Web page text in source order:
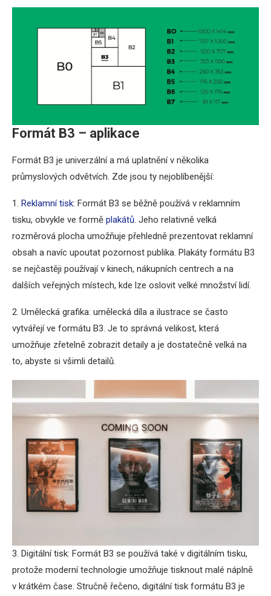
Formát B3 – aplikace
Formát B3 je univerzální a má uplatnění v několika
průmyslových odvětvích. Zde jsou ty nejoblíbenější:
1. Reklamní tisk: Formát B3 se běžně používá v reklamním
tisku, obvykle ve formě plakátů. Jeho relativně velká
rozměrová plocha umožňuje přehledně prezentovat reklamní
obsah a navíc upoutat pozornost publika. Plakáty formátu B3
se nejčastěji používají v kinech, nákupních centrech a na
dalších veřejných místech, kde lze oslovit velké množství lidí.
2. Umělecká grafika: umělecká díla a ilustrace se často
vytvářejí ve formátu B3. Je to správná velikost, která
umožňuje zřetelně zobrazit detaily a je dostatečně velká na
to, abyste si všimli detailů.
3. Digitální tisk: Formát B3 se používá také v digitálním tisku,
protože moderní technologie umožňuje tisknout malé náplně
v krátkém čase. Stručně řečeno, digitální tisk formátu B3 je